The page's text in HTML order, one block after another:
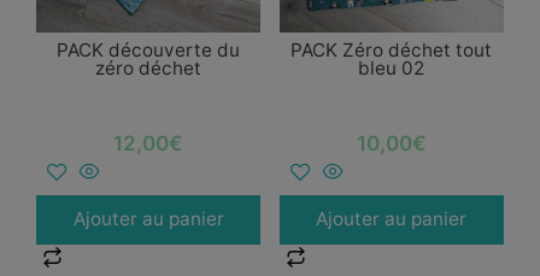
PACK découverte du
zéro déchet
12,00€
Ajouter au panier
PACK Zéro déchet tout
bleu 02
10,00€
Ajouter au panier